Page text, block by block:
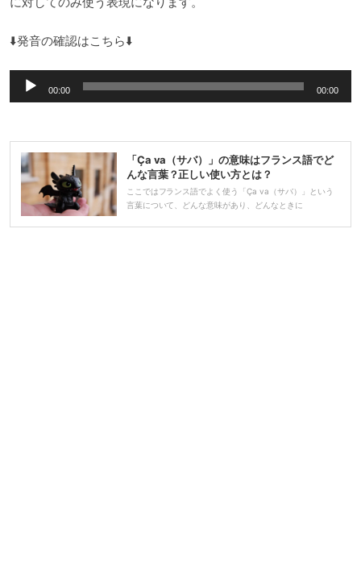
⬇️発音の確認はこちら⬇️
声
ー
ー
00:00 00:00
「Ça va（サバ）」の意味はフランス語でど
んな言葉？正しい使い方とは？
ここではフランス語でよく使う「Ça va（サバ）」という
言葉について、どんな意味があり、どんなときに